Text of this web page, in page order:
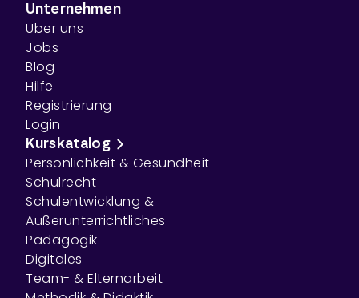
Unternehmen
Über uns
Jobs
Blog
Hilfe
Registrierung
Login
Kurskatalog
Persönlichkeit & Gesundheit
Schulrecht
Schulentwicklung &
Außerunterrichtliches
Pädagogik
Digitales
Team- & Elternarbeit